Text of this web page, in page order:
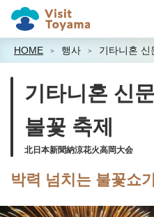
HOME 행사 기타니혼 신
기타니혼 신
불꽃 축제
北日本新聞納涼花火高岡大会
박력 넘치는 불꽃쇼